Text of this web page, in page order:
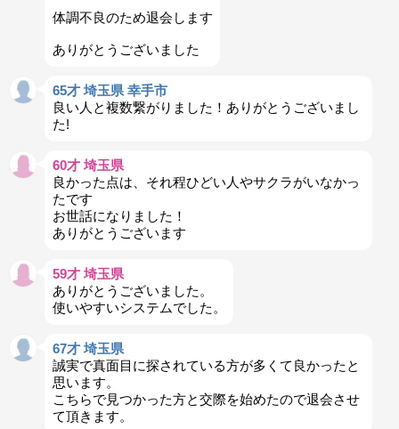
体調不良のため退会します
ありがとうございました
65才 埼玉県 幸手市
良い人と複数繋がりました！ありがとうございまし
た!
60才 埼玉県
良かった点は、それ程ひどい人やサクラがいなかっ
たです
お世話になりました！
ありがとうございます
59才 埼玉県
ありがとうございました。
使いやすいシステムでした。
67才 埼玉県
誠実で真面目に探されている方が多くて良かったと
思います。
こちらで見つかった方と交際を始めたので退会させ
て頂きます。